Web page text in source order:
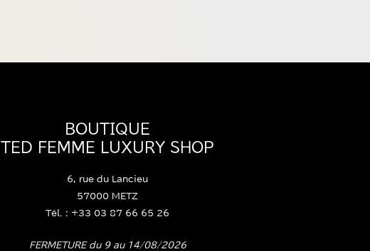
BOUTIQUE
TED FEMME LUXURY SHOP
6, rue du Lancieu
57000 METZ
Tél. : +33 03 87 66 65 26
FERMETURE du 9 au 14/08/2026